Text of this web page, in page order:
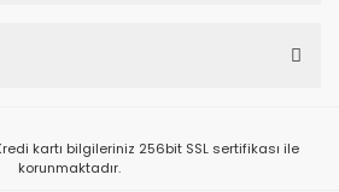
kartı bilgileriniz 256bit SSL sertifikası ile
korunmaktadır.